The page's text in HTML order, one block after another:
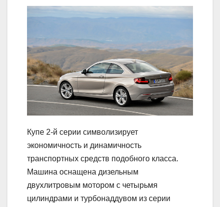
Купе 2-й серии символизирует
экономичность и динамичность
транспортных средств подобного класса.
Машина оснащена дизельным
двухлитровым мотором с четырьмя
цилиндрами и турбонаддувом из серии